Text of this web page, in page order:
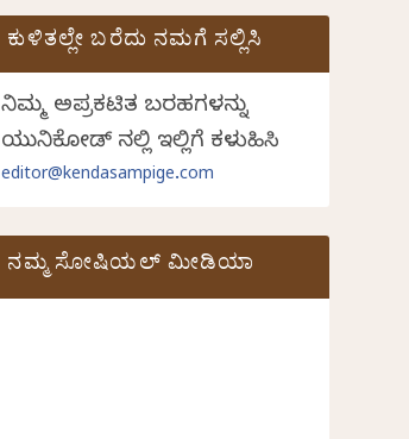
ಕುಳಿತಲ್ಲೇ ಬರೆದು ನಮಗೆ ಸಲ್ಲಿಸಿ
ನಿಮ್ಮ ಅಪ್ರಕಟಿತ ಬರಹಗಳನ್ನು
ಯುನಿಕೋಡ್ ನಲ್ಲಿ ಇಲ್ಲಿಗೆ ಕಳುಹಿಸಿ
editor@kendasampige.com
ನಮ್ಮ ಸೋಷಿಯಲ್‌ ಮೀಡಿಯಾ